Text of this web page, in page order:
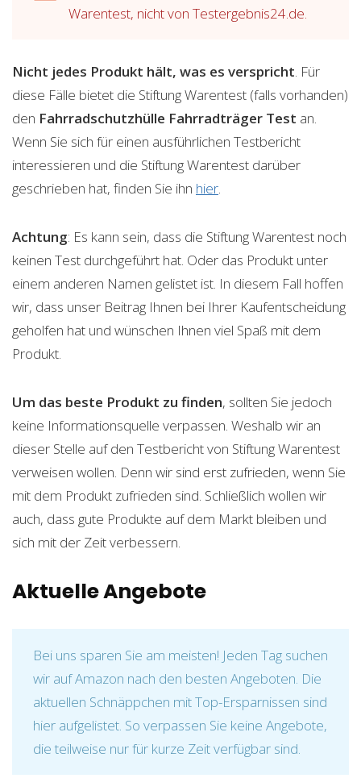
Warentest, nicht von Testergebnis24.de.
Nicht jedes Produkt hält, was es verspricht. Für
diese Fälle bietet die Stiftung Warentest (falls vorhanden)
den Fahrradschutzhülle Fahrradträger Test an.
Wenn Sie sich für einen ausführlichen Testbericht
interessieren und die Stiftung Warentest darüber
geschrieben hat, finden Sie ihn hier.
Achtung: Es kann sein, dass die Stiftung Warentest noch
keinen Test durchgeführt hat. Oder das Produkt unter
einem anderen Namen gelistet ist. In diesem Fall hoffen
wir, dass unser Beitrag Ihnen bei Ihrer Kaufentscheidung
geholfen hat und wünschen Ihnen viel Spaß mit dem
Produkt.
Um das beste Produkt zu finden, sollten Sie jedoch
keine Informationsquelle verpassen. Weshalb wir an
dieser Stelle auf den Testbericht von Stiftung Warentest
verweisen wollen. Denn wir sind erst zufrieden, wenn Sie
mit dem Produkt zufrieden sind. Schließlich wollen wir
auch, dass gute Produkte auf dem Markt bleiben und
sich mit der Zeit verbessern.
Aktuelle Angebote
Bei uns sparen Sie am meisten! Jeden Tag suchen
wir auf Amazon nach den besten Angeboten. Die
aktuellen Schnäppchen mit Top-Ersparnissen sind
hier aufgelistet. So verpassen Sie keine Angebote,
die teilweise nur für kurze Zeit verfügbar sind.